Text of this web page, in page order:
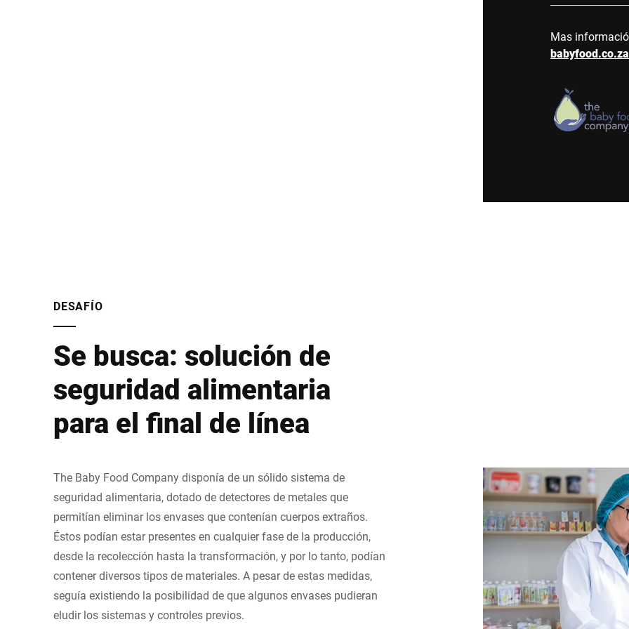
Mas
babyfood.co.za
DESAFÍO
Se busca: solución de
seguridad alimentaria
para el final de línea
The Baby Food Company disponía de un sólido sistema de
seguridad alimentaria, dotado de detectores de metales que
permitían eliminar los envases que contenían cuerpos extraños.
Éstos podían estar presentes en cualquier fase de la producción,
desde la recolección hasta la transformación, y por lo tanto, podían
contener diversos tipos de materiales. A pesar de estas medidas,
seguía existiendo la posibilidad de que algunos envases pudieran
eludir los sistemas y controles previos.